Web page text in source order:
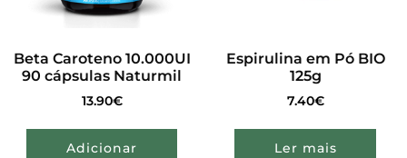
Beta Caroteno 10.000UI
90 cápsulas Naturmil
13.90€
Adicionar
Espirulina em Pó BIO
125g
7.40€
Ler mais